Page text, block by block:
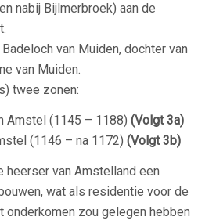
nabij Bijlmerbroek) aan de
van Muiden, dochter van
van Muiden.
twee zonen:
Amstel (1145 – 1188) (Volgt 3a)
(1146 – na 1172) (Volgt 3b)
heerser van Amstelland een
wat als residentie voor de
onderkomen zou gelegen hebben